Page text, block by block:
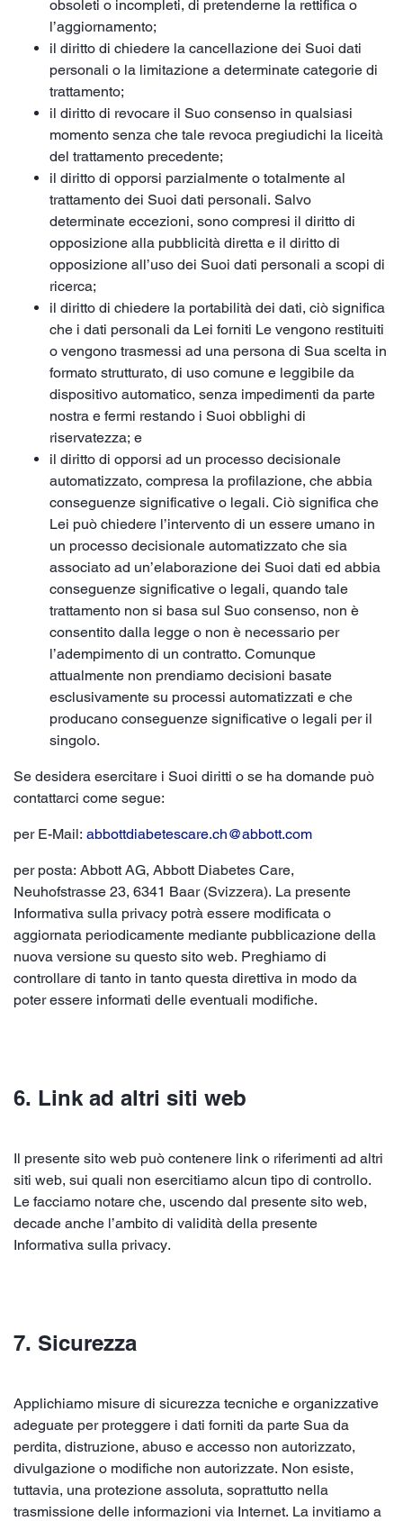
obsoleti o incompleti, di pretenderne la rettifica o
l’aggiornamento;
il diritto di chiedere la cancellazione dei Suoi dati
personali o la limitazione a determinate categorie di
trattamento;
il diritto di revocare il Suo consenso in qualsiasi
momento senza che tale revoca pregiudichi la liceità
del trattamento precedente;
il diritto di opporsi parzialmente o totalmente al
trattamento dei Suoi dati personali. Salvo
determinate eccezioni, sono compresi il diritto di
opposizione alla pubblicità diretta e il diritto di
opposizione all’uso dei Suoi dati personali a scopi di
ricerca;
il diritto di chiedere la portabilità dei dati, ciò significa
che i dati personali da Lei forniti Le vengono restituiti
o vengono trasmessi ad una persona di Sua scelta in
formato strutturato, di uso comune e leggibile da
dispositivo automatico, senza impedimenti da parte
nostra e fermi restando i Suoi obblighi di
riservatezza; e
il diritto di opporsi ad un processo decisionale
automatizzato, compresa la profilazione, che abbia
conseguenze significative o legali. Ciò significa che
Lei può chiedere l’intervento di un essere umano in
un processo decisionale automatizzato che sia
associato ad un’elaborazione dei Suoi dati ed abbia
conseguenze significative o legali, quando tale
trattamento non si basa sul Suo consenso, non è
consentito dalla legge o non è necessario per
l’adempimento di un contratto. Comunque
attualmente non prendiamo decisioni basate
esclusivamente su processi automatizzati e che
producano conseguenze significative o legali per il
singolo.
Se desidera esercitare i Suoi diritti o se ha domande può
contattarci come segue:
per E-Mail: abbottdiabetescare.ch@abbott.com
per posta: Abbott AG, Abbott Diabetes Care,
Neuhofstrasse 23, 6341 Baar (Svizzera). La presente
Informativa sulla privacy potrà essere modificata o
aggiornata periodicamente mediante pubblicazione della
nuova versione su questo sito web. Preghiamo di
controllare di tanto in tanto questa direttiva in modo da
poter essere informati delle eventuali modifiche.
6. Link ad altri siti web
Il presente sito web può contenere link o riferimenti ad altri
siti web, sui quali non esercitiamo alcun tipo di controllo.
Le facciamo notare che, uscendo dal presente sito web,
decade anche l’ambito di validità della presente
Informativa sulla privacy.
7. Sicurezza
Applichiamo misure di sicurezza tecniche e organizzative
adeguate per proteggere i dati forniti da parte Sua da
perdita, distruzione, abuso e accesso non autorizzato,
divulgazione o modifiche non autorizzate. Non esiste,
tuttavia, una protezione assoluta, soprattutto nella
trasmissione delle informazioni via Internet. La invitiamo a